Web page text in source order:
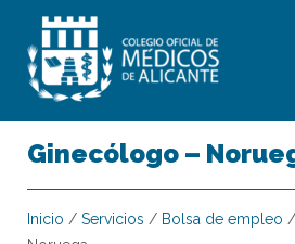
Ginecólogo –
Inicio / Servicios / Bolsa de empleo /